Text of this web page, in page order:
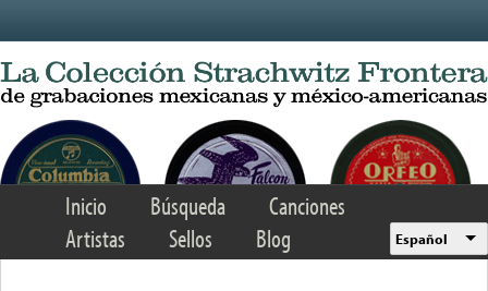
Inicio Búsqueda
Canciones
Artistas
Sellos Blog Español